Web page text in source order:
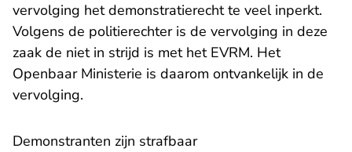
vervolging het demonstratierecht te veel inperkt.
Volgens de politierechter is de vervolging in deze
zaak de niet in strijd is met het EVRM. Het
Openbaar Ministerie is daarom ontvankelijk in de
vervolging.
Demonstranten zijn strafbaar